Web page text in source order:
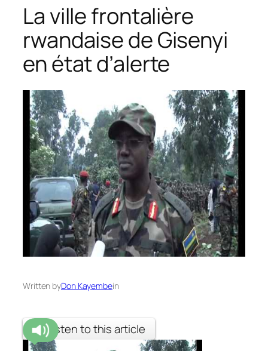
La ville frontalière
rwandaise de Gisenyi
en état d’alerte
Written byDon Kayembein
Listen to this article